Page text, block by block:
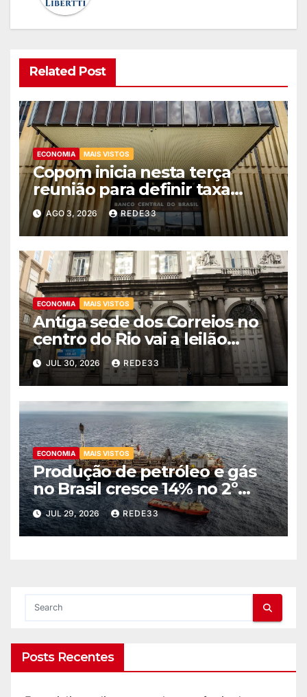
Related Post
ECONOMIA MAIS VISTOS
Copom inicia nesta terça
reunião para definir taxa
básica de juros
AGO 3, 2026 REDE33
ECONOMIA MAIS VISTOS
Antiga sede dos Correios no
centro do Rio vai a leilão
nesta quinta
JUL 30, 2026 REDE33
ECONOMIA MAIS VISTOS
Produção de petróleo e gás
no Brasil cresce 14% no 2º
trimestre
JUL 29, 2026 REDE33
Posts Recentes